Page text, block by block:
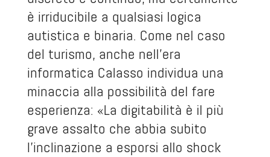
è irriducibile a qualsiasi logica
autistica e binaria. Come nel caso
del turismo, anche nell'era
informatica Calasso individua una
minaccia alla possibilità del fare
esperienza: «La digitabilità è il più
grave assalto che abbia subito
l'inclinazione a esporsi allo shock